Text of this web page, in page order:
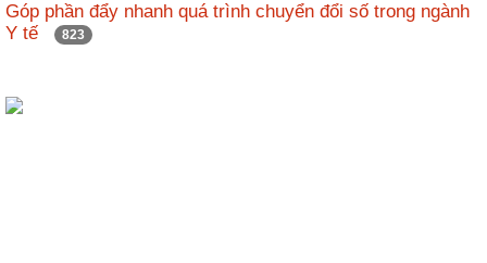
Góp phần đẩy nhanh quá trình chuyển đổi số trong ngành
Y tế
823